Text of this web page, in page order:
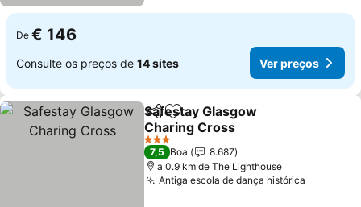
De € 146
Consulte os preços de 14 sites Ver preços
PartilharAdicionar aos favoritos
Safestay Glasgow
Charing Cross
Ver preços
3 Estrelas
7,5 Boa
8.687
a 0.9 km de The Lighthouse
Antiga escola de dança histórica